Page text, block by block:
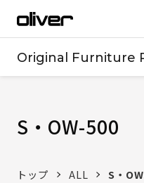
Original Furniture
S・OW-500
トップ ALL S・